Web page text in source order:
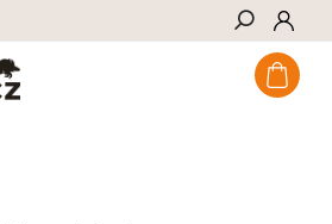
Hledat